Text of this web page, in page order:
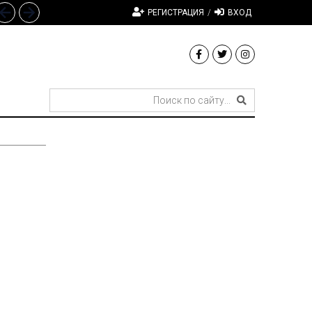
РЕГИСТРАЦИЯ / ВХОД